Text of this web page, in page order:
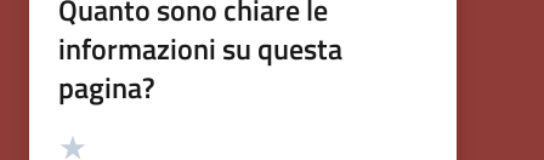
Quanto sono chiare le
informazioni su questa
pagina?
Valutazione